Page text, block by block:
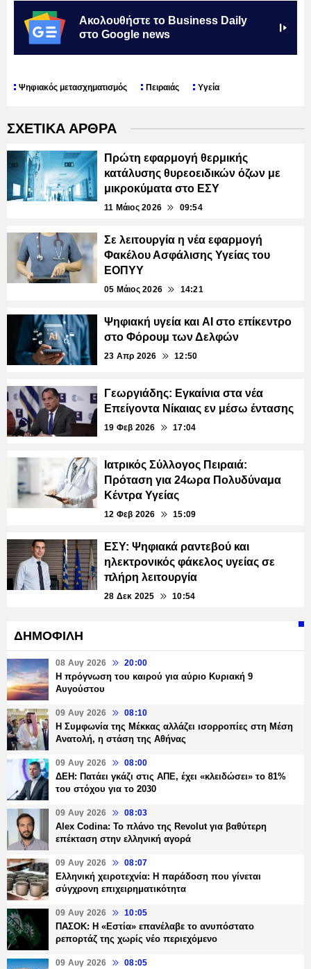
Ακολουθήστε το Business Daily
στο Google news
Ψηφιακός μετασχηματισμός Πειραιάς Υγεία
ΣΧΕΤΙΚΑ ΑΡΘΡΑ
Πρώτη εφαρμογή θερμικής
κατάλυσης θυρεοειδικών όζων με
μικροκύματα στο ΕΣΥ
11 Μάιος 2026 09:54
Σε λειτουργία η νέα εφαρμογή
Φακέλου Ασφάλισης Υγείας του
ΕΟΠΥΥ
05 Μάιος 2026 14:21
Ψηφιακή υγεία και AI στο επίκεντρο
στο Φόρουμ των Δελφών
23 Απρ 2026 12:50
Γεωργιάδης: Εγκαίνια στα νέα
Επείγοντα Νίκαιας εν μέσω έντασης
19 Φεβ 2026 17:04
Ιατρικός Σύλλογος Πειραιά:
Πρόταση για 24ωρα Πολυδύναμα
Κέντρα Υγείας
12 Φεβ 2026 15:09
ΕΣΥ: Ψηφιακά ραντεβού και
ηλεκτρονικός φάκελος υγείας σε
πλήρη λειτουργία
28 Δεκ 2025 10:54
ΔΗΜΟΦΙΛΗ
08 Αυγ 2026 20:00
Η πρόγνωση του καιρού για αύριο Κυριακή 9
Αυγούστου
09 Αυγ 2026 08:10
Η Συμφωνία της Μέκκας αλλάζει ισορροπίες στη Μέση
Ανατολή, η στάση της Αθήνας
09 Αυγ 2026 08:00
ΔΕΗ: Πατάει γκάζι στις ΑΠΕ, έχει «κλειδώσει» το 81%
του στόχου για το 2030
09 Αυγ 2026 08:03
Alex Codina: Το πλάνο της Revolut για βαθύτερη
επέκταση στην ελληνική αγορά
09 Αυγ 2026 08:07
Ελληνική χειροτεχνία: Η παράδοση που γίνεται
σύγχρονη επιχειρηματικότητα
09 Αυγ 2026 10:05
ΠΑΣΟΚ: Η «Εστία» επανέλαβε το ανυπόστατο
ρεπορτάζ της χωρίς νέο περιεχόμενο
09 Αυγ 2026 08:05